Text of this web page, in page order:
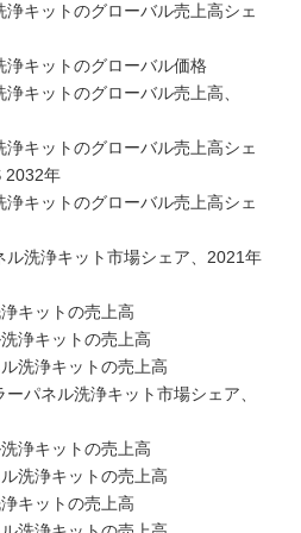
浄キットのグローバル売上高シェ
浄キットのグローバル価格
キットのグローバル売上高、
浄キットのグローバル売上高シェ
2032年
浄キットのグローバル売上高シェ
ル洗浄キット市場シェア、2021年
キットの売上高
浄キットの売上高
洗浄キットの売上高
パネル洗浄キット市場シェア、
浄キットの売上高
洗浄キットの売上高
キットの売上高